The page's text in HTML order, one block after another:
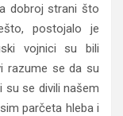
dobroj strani što
postojalo je
vojnici su bili
razume se da su
su se divili našem
parčeta hleba i